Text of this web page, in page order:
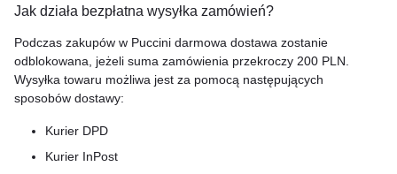
Jak działa bezpłatna wysyłka zamówień?
Podczas zakupów w Puccini darmowa dostawa zostanie
odblokowana, jeżeli suma zamówienia przekroczy 200 PLN.
Wysyłka towaru możliwa jest za pomocą następujących
sposobów dostawy:
Kurier DPD
Kurier InPost